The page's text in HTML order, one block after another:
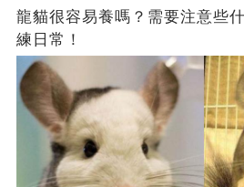
龍貓很容易養嗎？需要注意些
練日常！